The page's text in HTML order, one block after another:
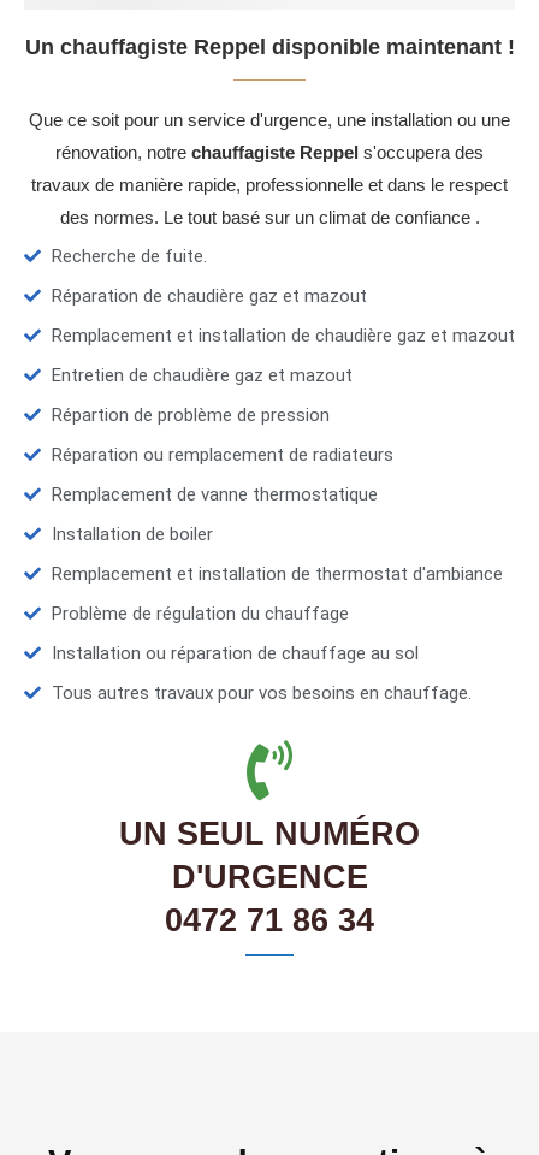
Un chauffagiste Reppel disponible maintenant !
Que ce soit pour un service d'urgence, une installation ou une
rénovation, notre chauffagiste Reppel s'occupera des
travaux de manière rapide, professionnelle et dans le respect
des normes. Le tout basé sur un climat de confiance .
Recherche de fuite.
Réparation de chaudière gaz et mazout
Remplacement et installation de chaudière gaz et mazout
Entretien de chaudière gaz et mazout
Répartion de problème de pression
Réparation ou remplacement de radiateurs
Remplacement de vanne thermostatique
Installation de boiler
Remplacement et installation de thermostat d'ambiance
Problème de régulation du chauffage
Installation ou réparation de chauffage au sol
Tous autres travaux pour vos besoins en chauffage.
UN SEUL NUMÉRO
D'URGENCE
0472 71 86 34